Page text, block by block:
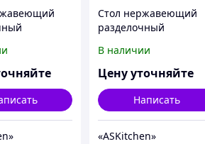
ASKO-
Стол нержавеющий
разделочный
полки ASKitchen ASKO-
12/7
В наличии
Цену уточняйте
Написать
«ASKitсhen»